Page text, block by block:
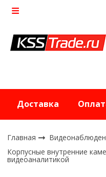
Доставка
Главная
Корпусные внутренние
видеоаналитикой